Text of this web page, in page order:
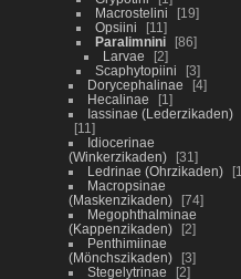
Macrostelini
19
Opsiini
11
Paralimnini
86
Larvae
2
Scaphytopiini
3
Dorycephalinae
4
Hecalinae
1
Iassinae (Lederzikaden)
11
Idiocerinae
(Winkerzikaden)
31
Ledrinae (Ohrzikaden)
1
Macropsinae
(Maskenzikaden)
74
Megophthalminae
(Kappenzikaden)
2
Penthimiinae
(Mönchszikaden)
3
Stegelytrinae
2